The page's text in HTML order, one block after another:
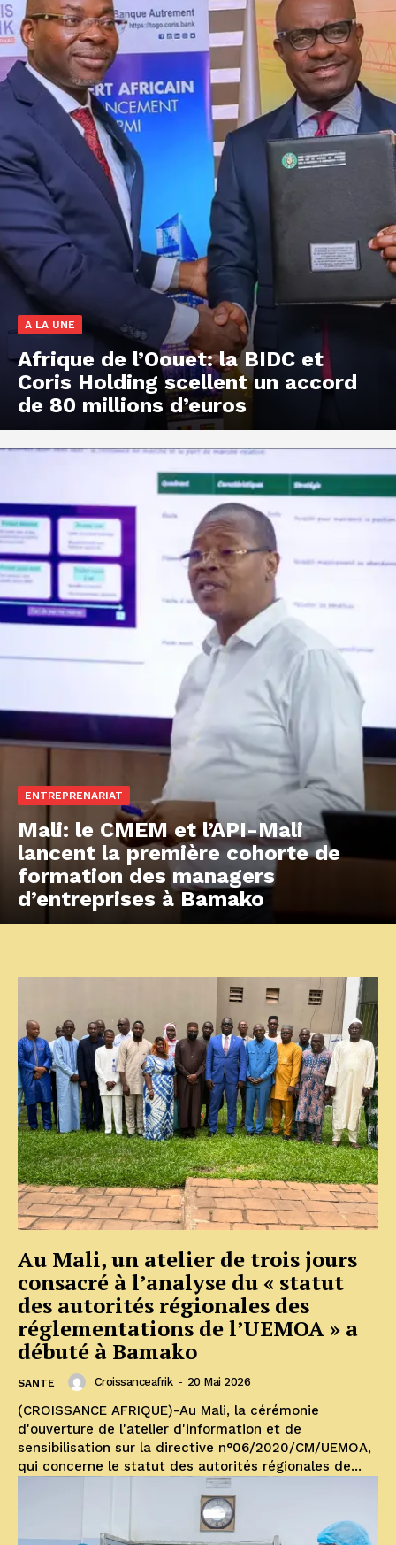
A LA UNE
Afrique de l’Oouet: la BIDC et
Coris Holding scellent un accord
de 80 millions d’euros
ENTREPRENARIAT
Mali: le CMEM et l’API-Mali
lancent la première cohorte de
formation des managers
d’entreprises à Bamako
Au Mali, un atelier de trois jours
consacré à l’analyse du « statut
des autorités régionales des
réglementations de l’UEMOA » a
débuté à Bamako
SANTE Croissanceafrik - 20 Mai 2026
(CROISSANCE AFRIQUE)-Au Mali, la cérémonie
d'ouverture de l'atelier d'information et de
sensibilisation sur la directive n°06/2020/CM/UEMOA,
qui concerne le statut des autorités régionales de...